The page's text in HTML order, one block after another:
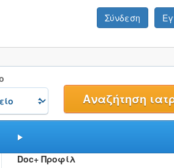
Σύνδεση
Doc+ Προφίλ